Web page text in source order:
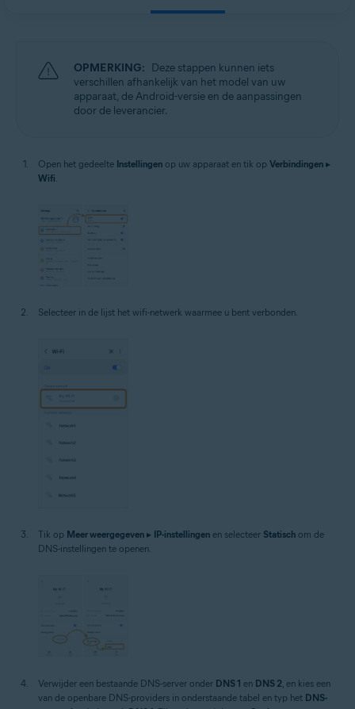
OPMERKING: Deze stappen kunnen iets
verschillen afhankelijk van het model van uw
apparaat, de Android-versie en de aanpassingen
door de leverancier.
Open het gedeelte Instellingen op uw apparaat en tik op Verbindingen ▸
Wifi.
Selecteer in de lijst het wifi-netwerk waarmee u bent verbonden.
Tik op Meer weergegeven ▸ IP-instellingen en selecteer Statisch om de
DNS-instellingen te openen.
Verwijder een bestaande DNS-server onder DNS 1 en DNS 2 , en kies een
van de openbare DNS-providers in onderstaande tabel en typ het DNS-